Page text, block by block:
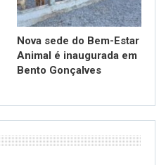
Nova sede do Bem-Estar
Animal é inaugurada em
Bento Gonçalves